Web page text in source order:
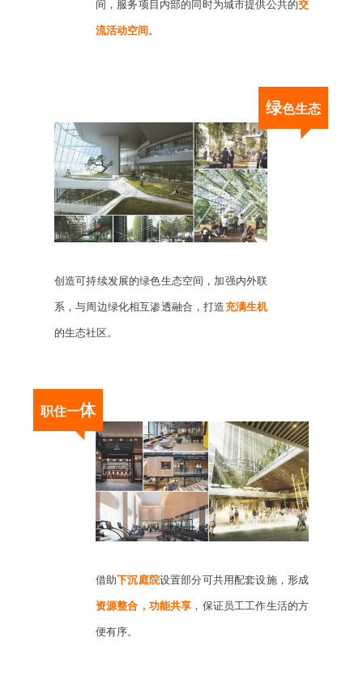
间，服务项目内部的同时为城市提供公共的交
流活动空间 。
绿色生态
创造可持续发展的绿色生态空间，加强内外联
系，与周边绿化相互渗透融合，打造充满生机
的生态社区。
职住一体
借助下沉庭院设置部分可共用配套设施，形成
资源整合，功能共享 ，保证员工工作生活的方
便有序。